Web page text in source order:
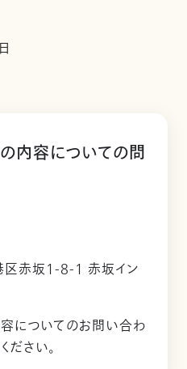
内容についての問
赤坂1-8-1 赤坂イン
についてのお問い合わ
ださい。